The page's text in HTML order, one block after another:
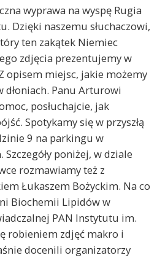
wyprawa na wyspę Rugia
Dzięki naszemu słuchaczowi,
ten zakątek Niemiec
zdjęcia prezentujemy w
opisem miejsc, jakie możemy
Panu Arturowi
posłuchajcie, jak
Spotykamy się w przyszłą
9 na parkingu w
poniżej, w dziale
rozmawiamy też z
Łukaszem Bożyckim. Na co
Biochemii Lipidów w
PAN Instytutu im.
robieniem zdjęć makro i
docenili organizatorzy